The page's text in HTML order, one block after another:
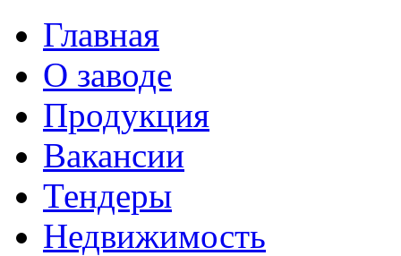
Главная
О заводе
Продукция
Вакансии
Тендеры
Недвижимость